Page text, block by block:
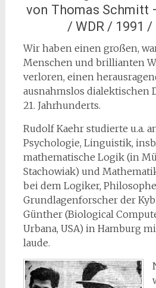
von Thomas Schmitt
/ WDR / 1991 /
Wir haben einen großen,
Menschen und brillianten
verloren, einen
ausnahmslos dialektischen
21. Jahrhunderts.
Rudolf Kaehr studierte u.a.
Psychologie, Linguistik,
mathematische Logik (in
Stachowiak) und
bei dem Logiker,
Grundlagenforscher der
Günther (Biological
Urbana, USA) in Hamburg
laude.